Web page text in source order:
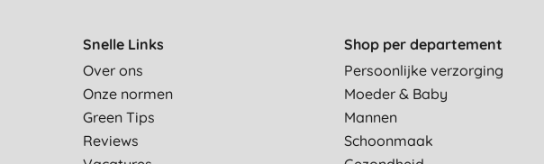
Snelle Links
Over ons
Onze normen
Green Tips
Reviews
Shop per departement
Persoonlijke verzorging
Moeder & Baby
Mannen
Schoonmaak